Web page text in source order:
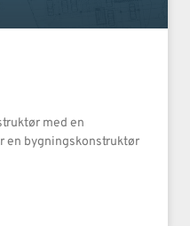
med en
en bygningskonstruktør